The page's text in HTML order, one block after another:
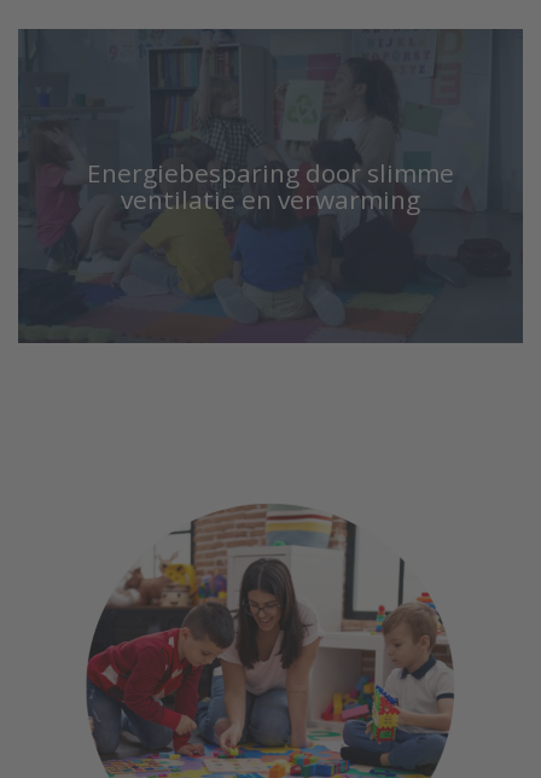
Energiebesparing door slimme
ventilatie en verwarming